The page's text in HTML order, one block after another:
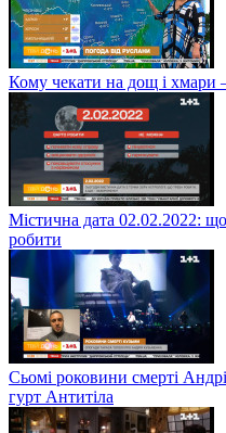
Кому чекати на дощ і хмари
Містична дата 02.02.2022:
робити
Сьомі роковини смерті
гурт Антитіла